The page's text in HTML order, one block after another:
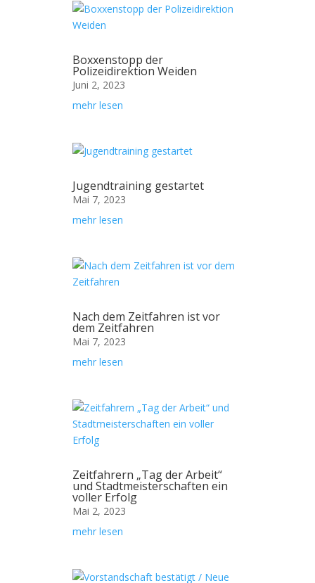
Boxxenstopp der
Polizeidirektion Weiden
Juni 2, 2023
mehr lesen
Jugendtraining gestartet
Mai 7, 2023
mehr lesen
Nach dem Zeitfahren ist vor
dem Zeitfahren
Mai 7, 2023
mehr lesen
Zeitfahrern „Tag der Arbeit“
und Stadtmeisterschaften ein
voller Erfolg
Mai 2, 2023
mehr lesen